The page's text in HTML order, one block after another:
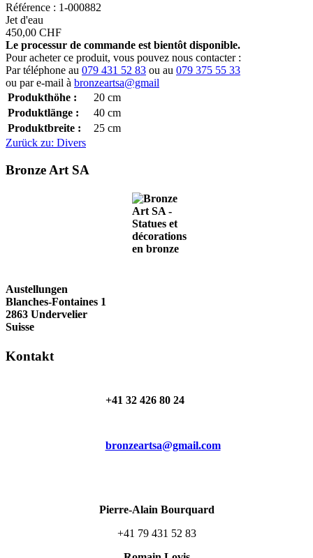
Référence : 1-000882
Jet d'eau
450,00 CHF
Le processur de commande est bientôt disponible.
Pour acheter ce produit, vous pouvez nous contacter :
Par téléphone au 079 431 52 83 ou au 079 375 55 33
ou par e-mail à bronzeartsa@gmail
Produkthöhe :
20 cm
Produktlänge :
40 cm
Produktbreite :
25 cm
Zurück zu: Divers
Bronze Art SA
Austellungen
Blanches-Fontaines 1
2863 Undervelier
Suisse
Kontakt
+41 32 426 80 24
bronzeartsa@gmail.com
Pierre-Alain Bourquard
+41 79 431 52 83